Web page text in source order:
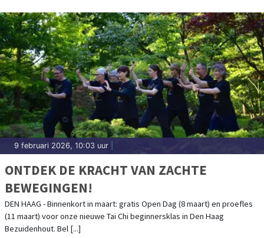
9 februari 2026, 10:03 uur
ONTDEK DE KRACHT VAN ZACHTE
BEWEGINGEN!
DEN HAAG - Binnenkort in maart: gratis Open Dag (8 maart) en proefles
(11 maart) voor onze nieuwe Tai Chi beginnersklas in Den Haag
Bezuidenhout. Bel [...]